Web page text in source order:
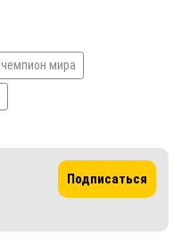
чемпион мира
Подписаться